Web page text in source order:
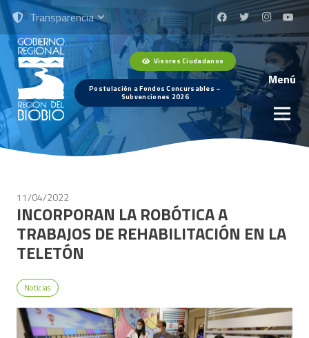
Transparencia
Visores Ciudadanos
Postulación a Fondos Concursables –
Subvenciones 2026
Menú
11/04/2022
INCORPORAN LA ROBÓTICA A
TRABAJOS DE REHABILITACIÓN EN LA
TELETÓN
Noticias